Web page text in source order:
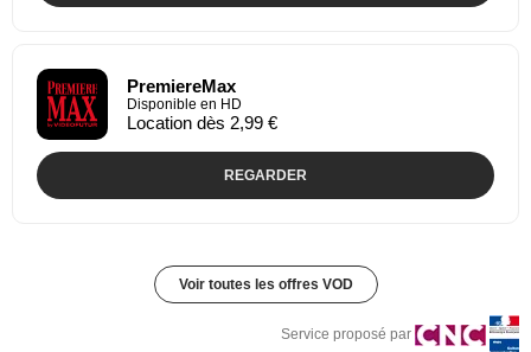
PremiereMax
Disponible en HD
Location dès 2,99 €
REGARDER
Voir toutes les offres VOD
Service proposé par